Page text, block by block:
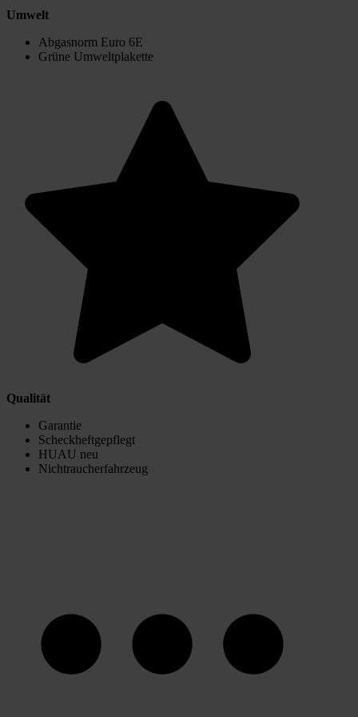
Umwelt
Abgasnorm Euro 6E
Grüne Umweltplakette
Qualität
Garantie
Scheckheftgepflegt
HUAU neu
Nichtraucherfahrzeug